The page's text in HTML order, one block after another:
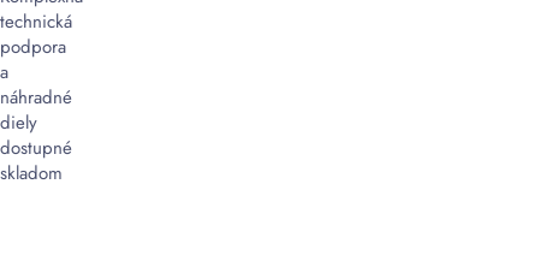
technická
podpora
a
náhradné
diely
dostupné
skladom